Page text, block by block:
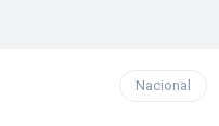
Nacional